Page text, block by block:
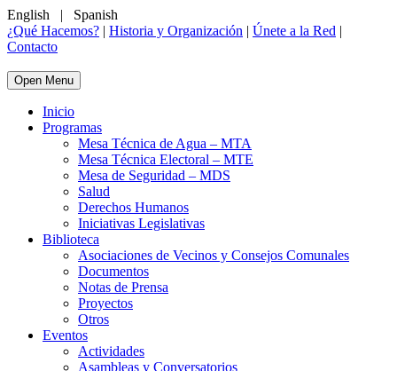
English |
Spanish
¿Qué Hacemos? | Historia y Organización | Únete a la Red |
Contacto
Open Menu
Inicio
Programas
Mesa Técnica de Agua – MTA
Mesa Técnica Electoral – MTE
Mesa de Seguridad – MDS
Salud
Derechos Humanos
Iniciativas Legislativas
Biblioteca
Asociaciones de Vecinos y Consejos Comunales
Documentos
Notas de Prensa
Proyectos
Otros
Eventos
Actividades
Asambleas y Conversatorios